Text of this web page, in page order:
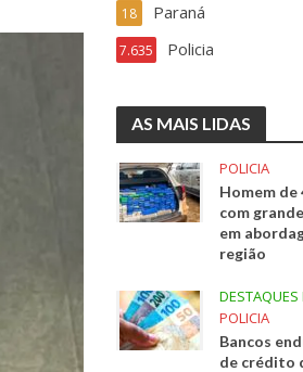
Paraná
18
Policia
7.635
AS MAIS LIDAS
POLICIA
Homem de
com
em
região
POLICIA
Bancos
de crédito